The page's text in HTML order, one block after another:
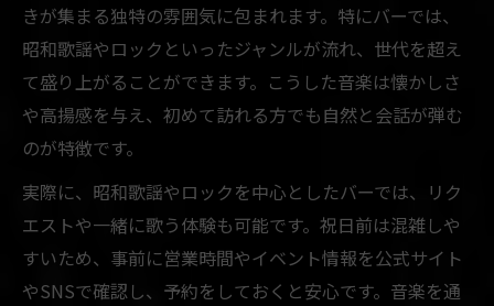
きが集まる独特の雰囲気に包まれます。特にバーでは、
昭和歌謡やロックといったジャンルが流れ、世代を超え
て盛り上がることができます。こうした音楽は懐かしさ
や高揚感を与え、初めて訪れる方でも自然と会話が弾む
のが特徴です。
実際に、昭和歌謡やロックを中心としたバーでは、リク
エストや一緒に歌う体験も可能です。祝日前は混雑しや
すいため、事前に営業時間やイベント情報を公式サイト
やSNSで確認し、予約をしておくと安心です。音楽を通